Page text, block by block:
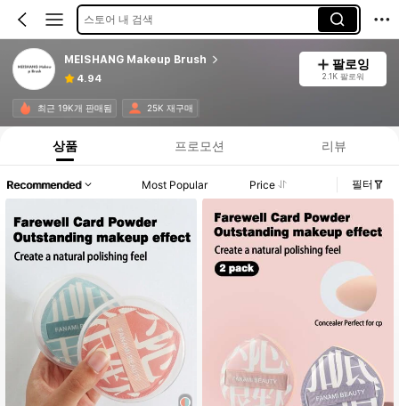
스토어 내 검색
MEISHANG Makeup Brush
4.94
팔로잉
2.1K 팔로워
최근 19K개 판매됨 25K 재구매
상품 프로모션 리뷰
Recommended Most Popular Price 필터